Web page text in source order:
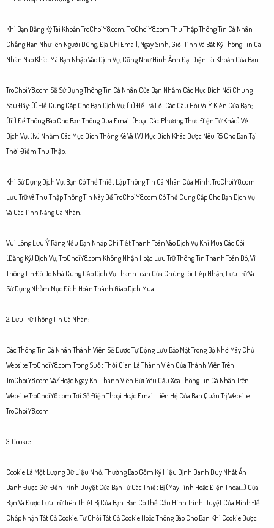
Khi Bạn Đăng Ký Tài Khoản TroChoiY8.com, TroChoiY8.com Thu Thập Thông Tin Cá Nhân
Chẳng Hạn Như Tên Người Dùng, Địa Chỉ Email, Ngày Sinh, Giới Tính Và Bất Kỳ Thông Tin Cá
Nhân Nào Khác Mà Bạn Nhập Vào Dịch Vụ, Cũng Như Hình Ảnh Đại Diện Tài Khoản Của Bạn.
TroChoiY8.com Sẽ Sử Dụng Thông Tin Cá Nhân Của Bạn Nhằm Các Mục Đích Nói Chung
Sau Đây: (I) Để Cung Cấp Cho Bạn Dịch Vụ; (Ii) Để Trả Lời Các Câu Hỏi Và Ý Kiến Của Bạn;
(Iii) Để Thông Báo Cho Bạn Thông Qua Email (Hoặc Các Phương Thức Điện Tử Khác) Về
Dịch Vụ; (Iv) Nhằm Các Mục Đích Thống Kê Và (V) Mục Đích Khác Được Nêu Rõ Cho Bạn Tại
Thời Điểm Thu Thập.
Khi Sử Dụng Dịch Vụ, Bạn Có Thể Thiết Lập Thông Tin Cá Nhân Của Mình, TroChoiY8.com
Lưu Trữ Và Thu Thập Thông Tin Này Để TroChoiY8.com Có Thể Cung Cấp Cho Bạn Dịch Vụ
Và Các Tính Năng Cá Nhân.
Vui Lòng Lưu Ý Rằng Nếu Bạn Nhập Chi Tiết Thanh Toán Vào Dịch Vụ Khi Mua Các Gói
(Đăng Ký) Dịch Vụ, TroChoiY8.com Không Nhận Hoặc Lưu Trữ Thông Tin Thanh Toán Đó, Vì
Thông Tin Đó Do Nhà Cung Cấp Dịch Vụ Thanh Toán Của Chúng Tôi Tiếp Nhận, Lưu Trữ Và
Sử Dụng Nhằm Mục Đích Hoàn Thành Giao Dịch Mua.
2. Lưu Trữ Thông Tin Cá Nhân:
Các Thông Tin Cá Nhân Thành Viên Sẽ Được Tự Động Lưu Bảo Mật Trong Bộ Nhớ Máy Chủ
Website TroChoiY8.com Trong Suốt Thời Gian Là Thành Viên Của Thành Viên Trên
TroChoiY8.com Và/Hoặc Ngay Khi Thành Viên Gửi Yêu Cầu Xóa Thông Tin Cá Nhân Trên
Website TroChoiY8.com Tới Số Điện Thoại Hoặc Email Liên Hệ Của Ban Quản Trị Website
TroChoiY8.com
3. Cookie
Cookie Là Một Lượng Dữ Liệu Nhỏ, Thường Bao Gồm Ký Hiệu Định Danh Duy Nhất Ẩn
Danh Được Gửi Đến Trình Duyệt Của Bạn Từ Các Thiết Bị (Máy Tính Hoặc Điện Thoại...) Của
Bạn Và Được Lưu Trữ Trên Thiết Bị Của Bạn. Bạn Có Thể Cấu Hình Trình Duyệt Của Mình Để
Chấp Nhận Tất Cả Cookie, Từ Chối Tất Cả Cookie Hoặc Thông Báo Cho Bạn Khi Cookie Được